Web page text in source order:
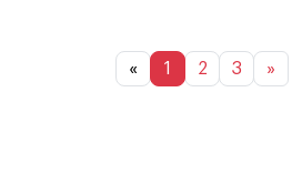
« 1 2 3 »